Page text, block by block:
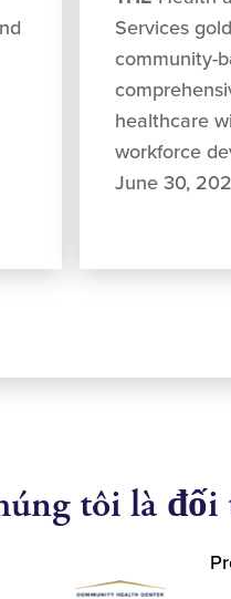
Services
community-
healthcare
workforce
June 30,
tôi là đối